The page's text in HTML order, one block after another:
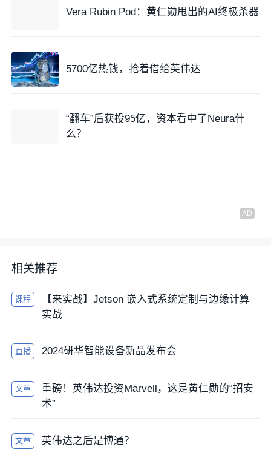
Vera Rubin Pod：黄仁勋甩出的AI终极杀器
5700亿热钱，抢着借给英伟达
“翻车”后获投95亿，资本看中了Neura什
么？
相关推荐
课程
【来实战】Jetson 嵌入式系统定制与边缘计算
实战
直播 2024研华智能设备新品发布会
文章
重磅！英伟达投资Marvell，这是黄仁勋的“招安
术”
文章 英伟达之后是博通？